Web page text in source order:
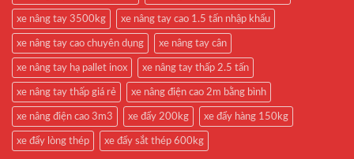
xe nâng tay 3500kg xe nâng tay cao 1.5 tấn nhập khẩu
xe nâng tay cao chuyên dụng xe nâng tay cân
xe nâng tay hạ pallet inox xe nâng tay thấp 2.5 tấn
xe nâng tay thấp giá rẻ xe nâng điện cao 2m bằng bình
xe nâng điện cao 3m3 xe đẩy 200kg xe đẩy hàng 150kg
xe đẩy lòng thép xe đẩy sắt thép 600kg